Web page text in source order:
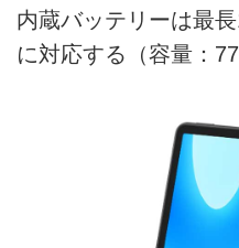
内蔵バッテリーは最
に対応する（容量：